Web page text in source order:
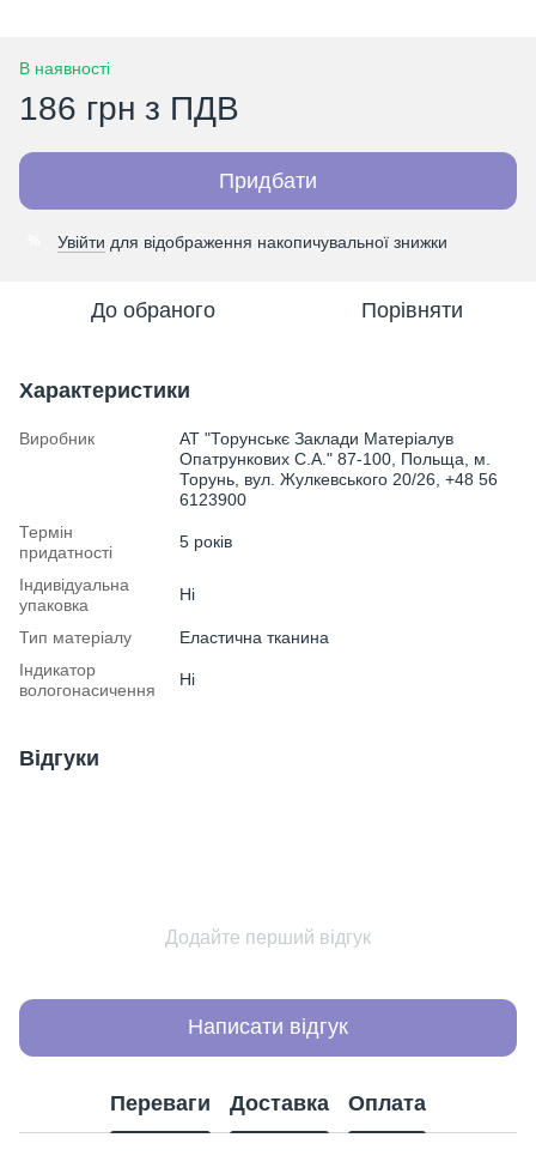
В наявності
186 грн з ПДВ
Придбати
Увійти для відображення накопичувальної знижки
До обраного Порівняти
Характеристики
Виробник
АТ "Торунськє Заклади Матеріалув
Опатрункових С.А." 87-100, Польща, м.
Торунь, вул. Жулкевського 20/26, +48 56
6123900
Термін
придатності
5 років
Індивідуальна
упаковка
Ні
Тип матеріалу
Еластична тканина
Індикатор
вологонасичення
Ні
Відгуки
Додайте перший відгук
Написати відгук
Переваги Доставка Оплата